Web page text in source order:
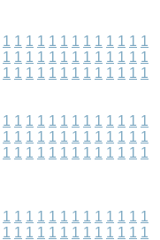
1 1 1 1 1 1 1 1 1 1 1 1 1
1 1 1 1 1 1 1 1 1 1 1 1 1
1 1 1 1 1 1 1 1 1 1 1 1 1
1 1 1 1 1 1 1 1 1 1 1 1 1
1 1 1 1 1 1 1 1 1 1 1 1 1
1 1 1 1 1 1 1 1 1 1 1 1 1
1 1 1 1 1 1 1 1 1 1 1 1 1
1 1 1 1 1 1 1 1 1 1 1 1 1